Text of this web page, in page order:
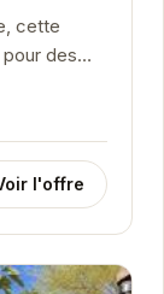
cette
des
ses...
l'offre